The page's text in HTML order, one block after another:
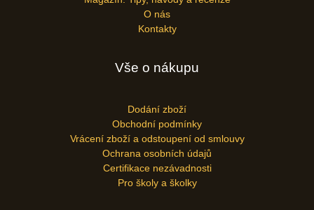
O nás
Kontakty
Vše o nákupu
Dodání zboží
Obchodní podmínky
Vrácení zboží a odstoupení od smlouvy
Ochrana osobních údajů
Certifikace nezávadnosti
Pro školy a školky